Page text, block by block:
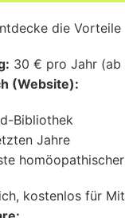
die Vorteile
30 € pro Jahr (ab
(Website):
Bibliothek
Jahre
kostenlos für